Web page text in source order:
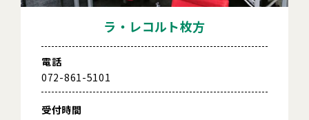
ラ・レコルト枚方
電話
072-861-5101
受付時間